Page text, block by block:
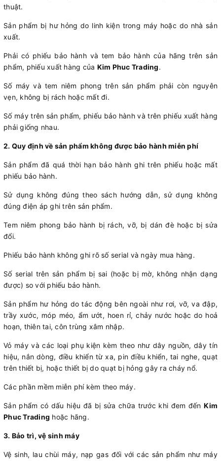
thuật.
Sản phẩm bị hư hỏng do linh kiện trong máy hoặc do nhà sản
xuất.
Phải có phiếu bảo hành và tem bảo hành của hãng trên sản
phẩm, phiếu xuất hàng của Kim Phuc Trading.
Số máy và tem niêm phong trên sản phẩm phải còn nguyên
vẹn, không bị rách hoặc mất đi.
Số máy trên sản phẩm, phiếu bảo hành và trên phiếu xuất hàng
phải giống nhau.
2. Quy định về sản phẩm không được bảo hành miễn phí
Sản phẩm đã quá thời hạn bảo hành ghi trên phiếu hoặc mất
phiếu bảo hành.
Sử dụng không đúng theo sách hướng dẫn, sử dụng không
đúng điện áp ghi trên sản phẩm.
Tem niêm phong bảo hành bị rách, vỡ, bị dán đè hoặc bị sửa
đổi.
Phiếu bảo hành không ghi rõ số serial và ngày mua hàng.
Số serial trên sản phẩm bị sai (hoặc bị mờ, không nhận dạng
được) so với phiếu bảo hành.
Sản phẩm hư hỏng do tác động bên ngoài như rơi, vỡ, va đập,
trầy xước, móp méo, ẩm ướt, hoen rỉ, chảy nước hoặc do hoả
hoạn, thiên tai, côn trùng xâm nhập.
Vỏ máy và các loại phụ kiện kèm theo như dây nguồn, dây tín
hiệu, nắn dòng, điều khiển từ xa, pin điều khiển, tai nghe, quạt
trên thiết bị, hoặc thiết bị do quạt bị hỏng gây ra cháy nổ.
Các phần mềm miễn phí kèm theo máy.
Sản phẩm có dấu hiệu đã bị sửa chữa trước khi đem đếnKim
Phuc Trading hoặc hãng.
3. Bảo trì, vệ sinh máy
Vệ sinh, lau chùi máy, nạp gas đối với các sản phẩm như máy